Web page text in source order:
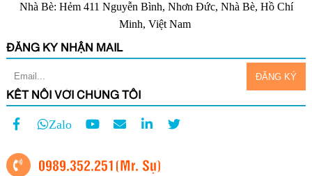
Nhà Bè: Hẻm 411 Nguyễn Bình, Nhơn Đức, Nhà Bè, Hồ Chí
Minh, Việt Nam
ĐĂNG KÝ NHẬN MAIL
KẾT NỐI VỚI CHÚNG TÔI
Zalo
0989.352.251(Mr. Sự)